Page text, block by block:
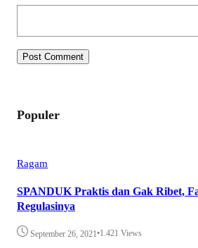
Populer
Ragam
SPANDUK Praktis dan Gak Ribet,
Regulasinya
September 26, 2021•1.421 Views